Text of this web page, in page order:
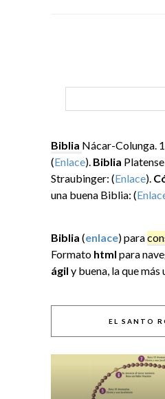
Biblia Nácar-Colunga.
(Enlace). Biblia
Straubinger: (Enlace).
una buena Biblia: (
Biblia (enlace) para
Formato html para
ágil y buena, la que más
EL SANTO